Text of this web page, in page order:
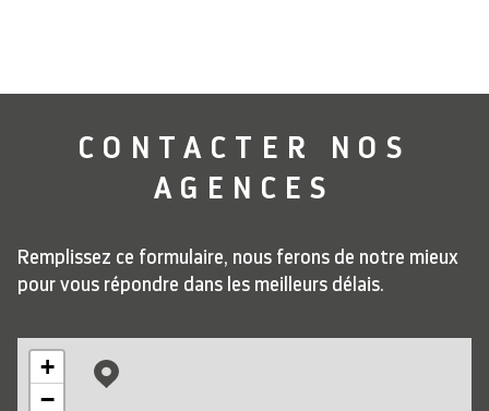
CONTACTER
NOS
AGENCES
Remplissez ce formulaire, nous ferons de notre mieux
pour vous répondre dans les meilleurs délais.
+
−